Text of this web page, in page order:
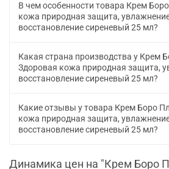
В чем особенности товара Крем
кожа природная защита,
восстановление сиреневый 25 мл?
Какая страна производства у Крем
Здоровая кожа природная защита,
восстановление сиреневый 25 мл?
Какие отзывы у товара Крем Боро
кожа природная защита,
восстановление сиреневый 25 мл?
Динамика цен на "Крем Боро